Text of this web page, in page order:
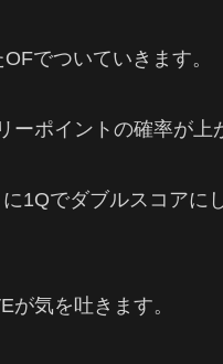
でついていきます。
ーポイントの確率が
1Qでダブルスコアに
気を吐きます。